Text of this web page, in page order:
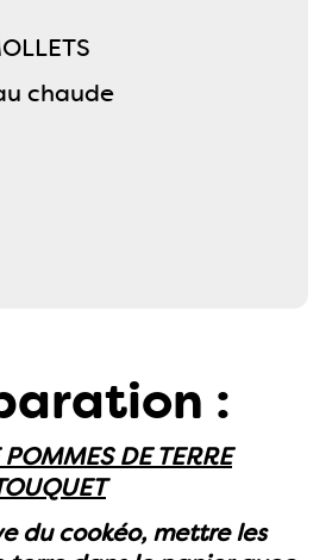
chaude
:
POMMES DE TERRE
du cookéo, mettre les